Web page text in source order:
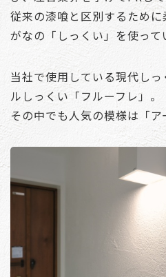
従来の漆喰と区別するため
がなの「しっくい」を使って
当社で使用している現代し
ルしっくい「フルーフレ」。
その中でも人気の模様は「ア